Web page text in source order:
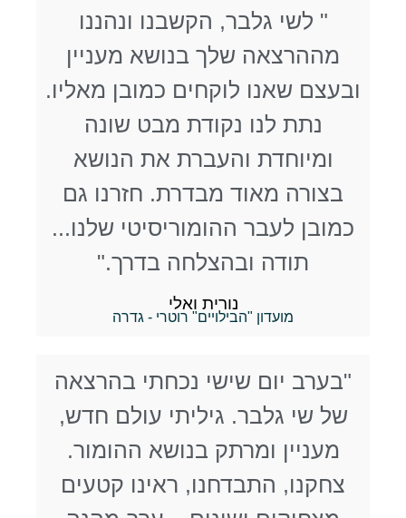
" לשי גלבר, הקשבנו ונהננו
מההרצאה שלך בנושא מעניין
ובעצם שאנו לוקחים כמובן מאליו.
נתת לנו נקודת מבט שונה
ומיוחדת והעברת את הנושא
בצורה מאוד מבדרת. חזרנו גם
כמובן לעבר ההומוריסיטי שלנו...
תודה ובהצלחה בדרך."
נורית ואלי
מועדון "הבילויים" רוטרי - גדרה
"בערב יום שישי נכחתי בהרצאה
של שי גלבר. גיליתי עולם חדש,
מעניין ומרתק בנושא ההומור.
צחקנו, התבדחנו, ראינו קטעים